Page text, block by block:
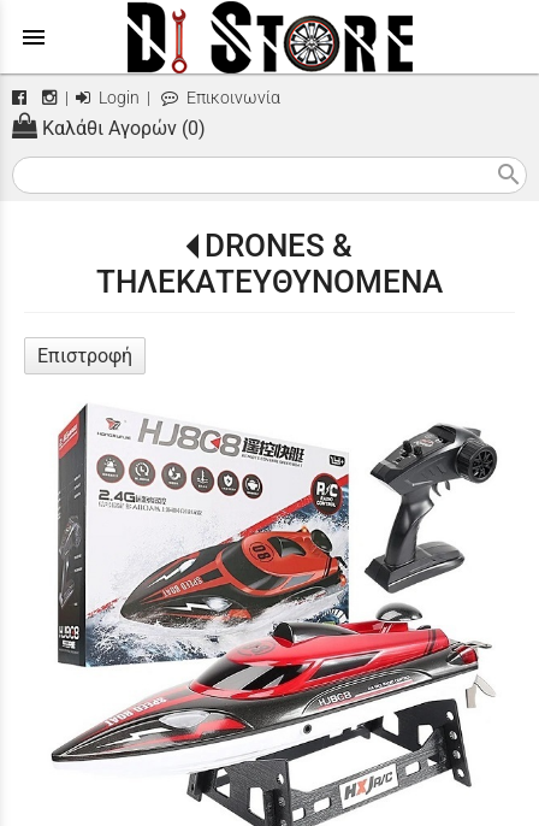
menu
| Login | Επικοινωνία
Καλάθι Αγορών (0)
search
DRONES &
ΤΗΛΕΚΑΤΕΥΘΥΝΟΜΕΝΑ
Επιστροφή